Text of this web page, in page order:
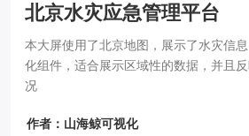
北京水灾应急管理平台
本大屏使用了北京地图，展示了水灾信
化组件，适合展示区域性的数据，并且
况
作者：山海鲸可视化